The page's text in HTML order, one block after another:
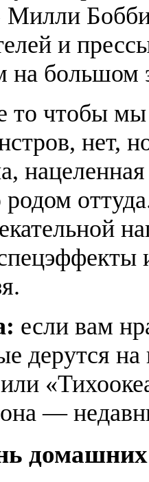
Милли
и
на большом
то чтобы
нет,
если вам
дерутся
—